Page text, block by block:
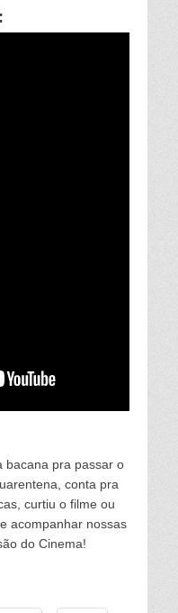
bacana pra passar o
conta pra
curtiu o filme ou
acompanhar nossas
do Cinema!